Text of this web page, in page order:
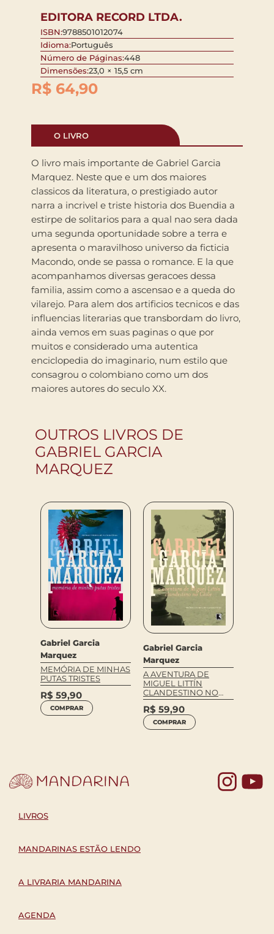
EDITORA RECORD LTDA.
ISBN:9788501012074
Idioma:Português
Número de Páginas:448
Dimensões:23,0 × 15,5 cm
R$ 64,90
O LIVRO
O livro mais importante de Gabriel Garcia
Marquez. Neste que e um dos maiores
classicos da literatura, o prestigiado autor
narra a incrivel e triste historia dos Buendia a
estirpe de solitarios para a qual nao sera dada
uma segunda oportunidade sobre a terra e
apresenta o maravilhoso universo da ficticia
Macondo, onde se passa o romance. E la que
acompanhamos diversas geracoes dessa
familia, assim como a ascensao e a queda do
vilarejo. Para alem dos artificios tecnicos e das
influencias literarias que transbordam do livro,
ainda vemos em suas paginas o que por
muitos e considerado uma autentica
enciclopedia do imaginario, num estilo que
consagrou o colombiano como um dos
maiores autores do seculo XX.
OUTROS LIVROS DE
GABRIEL GARCIA
MARQUEZ
Gabriel Garcia
Marquez
MEMÓRIA DE MINHAS
PUTAS TRISTES
R$ 59,90
COMPRAR
Gabriel Garcia
Marquez
A AVENTURA DE
MIGUEL LITTÍN
CLANDESTINO NO
CHILE
R$ 59,90
COMPRAR
LIVROS
MANDARINAS ESTÃO LENDO
A LIVRARIA MANDARINA
AGENDA